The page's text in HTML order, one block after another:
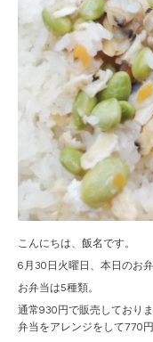
こんにちは、飯名です。
6月30日火曜日、本日のお
お弁当は5種類。
通常930円で販売しており
弁当をアレンジをして770